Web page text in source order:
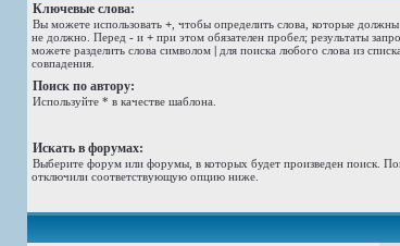
Ключевые слова:
Вы можете использовать + , чтобы определить слова, которые
не должно. Перед - и + при этом обязателен пробел; результаты
можете разделить слова символом | для поиска любого слова из
совпадения.
Поиск по автору:
Используйте * в качестве шаблона.
Искать в форумах:
Выберите форум или форумы, в которых будет произведен поиск.
отключили соответствующую опцию ниже.